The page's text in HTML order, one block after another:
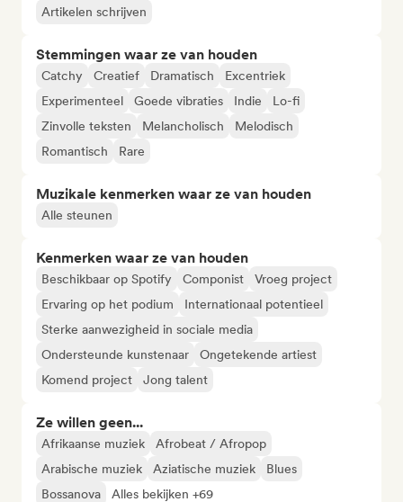
Artikelen schrijven
Stemmingen waar ze van houden
Catchy Creatief Dramatisch
Excentriek
Experimenteel
Goede vibraties Indie
Lo-fi
Zinvolle teksten
Melancholisch
Melodisch
Romantisch
Rare
Muzikale kenmerken waar ze van houden
Alle steunen
Kenmerken waar ze van houden
Beschikbaar op Spotify Componist
Vroeg project
Ervaring op het podium
Internationaal potentieel
Sterke aanwezigheid in sociale media
Ondersteunde kunstenaar
Ongetekende artiest
Komend project
Jong talent
Ze willen geen...
Afrikaanse muziek
Afrobeat / Afropop
Arabische muziek
Aziatische muziek
Blues
Bossanova
Alles bekijken +69